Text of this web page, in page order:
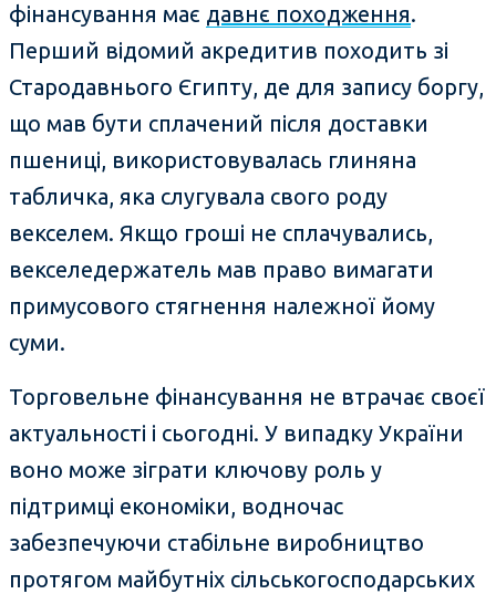
фінансування має давнє походження.
Перший відомий акредитив походить зі
Стародавнього Єгипту, де для запису боргу,
що мав бути сплачений після доставки
пшениці, використовувалась глиняна
табличка, яка слугувала свого роду
векселем. Якщо гроші не сплачувались,
векселедержатель мав право вимагати
примусового стягнення належної йому
суми.
Торговельне фінансування не втрачає своєї
актуальності і сьогодні. У випадку України
воно може зіграти ключову роль у
підтримці економіки, водночас
забезпечуючи стабільне виробництво
протягом майбутніх сільськогосподарських